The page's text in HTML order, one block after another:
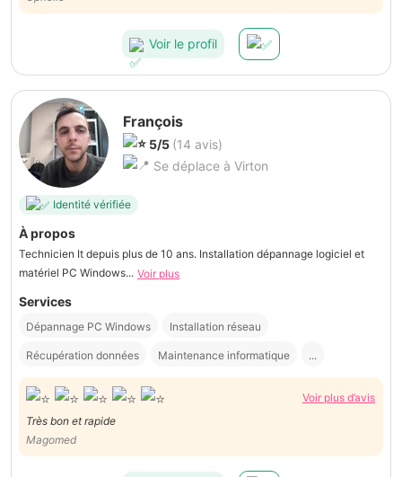
Voir le profil
François
5/5 (14 avis)
Se déplace à Virton
Identité vérifiée
À propos
Technicien It depuis plus de 10 ans. Installation dépannage logiciel et
matériel PC Windows... Voir plus
Services
Dépannage PC Windows Installation réseau
Récupération données Maintenance informatique ...
Voir plus d’avis
Très bon et rapide
Magomed